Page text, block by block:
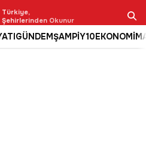
Türkiye,
Şehirlerinden Okunur
GÜNDEMŞAMPİY10EKONOMİ
Ara